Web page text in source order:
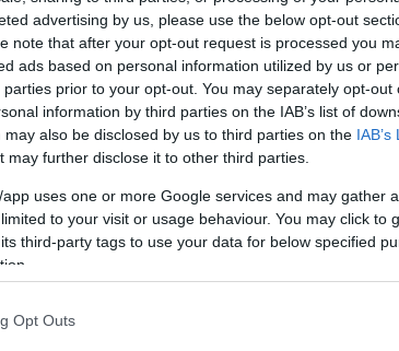
advertising by us, please use the below opt-out
note that after your opt-out request is processed you
ads based on personal information utilized by us or
prior to your opt-out. You may separately opt-out
information by third parties on the IAB’s list of
also be disclosed by us to third parties on the IAB’s
may further disclose it to other third parties.
uses one or more Google services and may gather
to your visit or usage behaviour. You may click to
third-party tags to use your data for below specified
Opt Outs